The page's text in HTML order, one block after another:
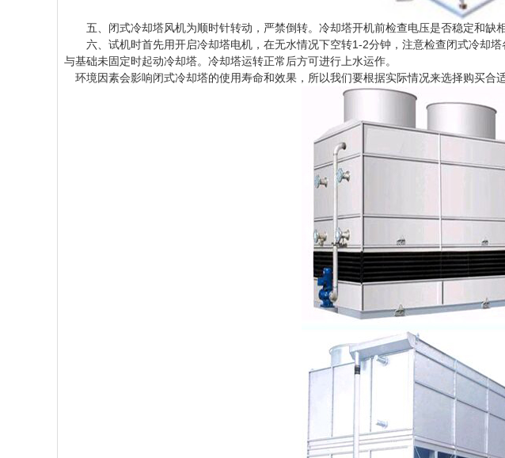
五、闭式冷却塔风机为顺时针转动，严禁倒转。冷却塔开机前检查电压是否稳定和缺
六、试机时首先用开启冷却塔电机，在无水情况下空转1-2分钟，注意检查闭式冷却塔
与基础未固定时起动冷却塔。冷却塔运转正常后方可进行上水运作。
环境因素会影响闭式冷却塔的使用寿命和效果，所以我们要根据实际情况来选择购买合